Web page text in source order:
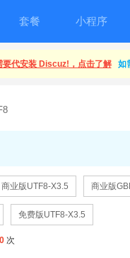
套餐 小程序
代安装 Discuz!，点击了解 如
商业版UTF8-X3.5 商业版
免费版UTF8-X3.5
0 次